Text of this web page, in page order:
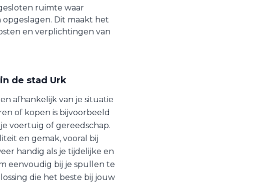
ruimte waar
Dit maakt het
en verplichtingen van
de stad Urk
afhankelijk van je situatie
of kopen is bijvoorbeeld
voertuig of gereedschap.
en gemak, vooral bij
handig als je tijdelijke en
eenvoudig bij je spullen te
die het beste bij jouw